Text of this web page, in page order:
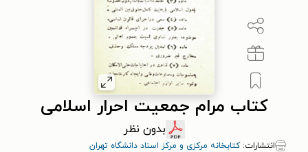
کتاب مرام جمعیت احرار اسلامی
بدون نظر
انتشارات:کتابخانه مرکزی و مرکز اسناد دانشگاه تهران